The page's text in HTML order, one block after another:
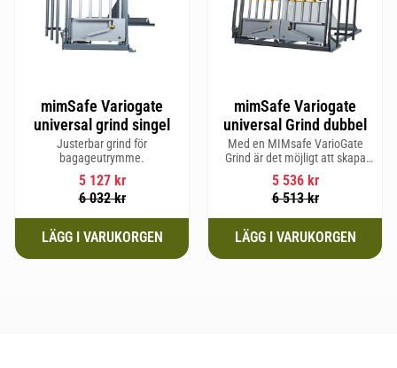
mimSafe Variogate
universal grind singel
Justerbar grind för
bagageutrymme.
5 127kr
6 032kr
mimSafe Variogate
universal Grind dubbel
Med en MIMsafe VarioGate
Grind är det möjligt att skapa
ett inhägnat område i hela
bagageutrymmet som kan
användas för transport av
5 536kr
6 513kr